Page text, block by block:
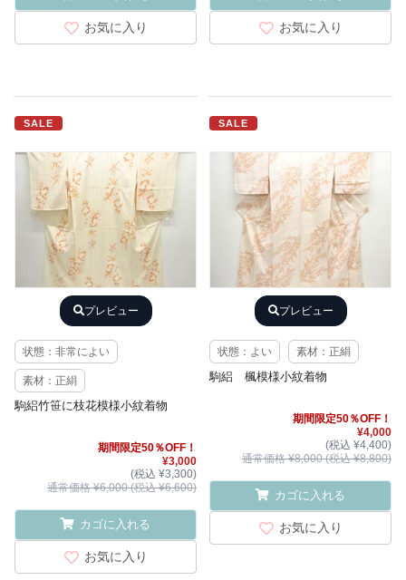
お気に入り お気に入り
SALE
プレビュー
状態：非常によい
素材：正絹
駒絽竹笹に枝花模様小紋着物
期間限定50％OFF！
¥3,000
(税込 ¥3,300)
通常価格 ¥6,000 (税込 ¥6,600)
カゴに入れる
お気に入り
SALE
プレビュー
状態：よい 素材：正絹
駒絽 楓模様小紋着物
期間限定50％OFF！
¥4,000
(税込 ¥4,400)
通常価格 ¥8,000 (税込 ¥8,800)
カゴに入れる
お気に入り